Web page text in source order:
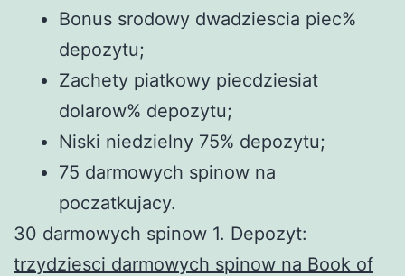
Bonus srodowy dwadziescia piec%
depozytu;
Zachety piatkowy piecdziesiat
dolarow% depozytu;
Niski niedzielny 75% depozytu;
75 darmowych spinow na
poczatkujacy.
30 darmowych spinow 1. Depozyt:
trzydziesci darmowych spinow na Book of